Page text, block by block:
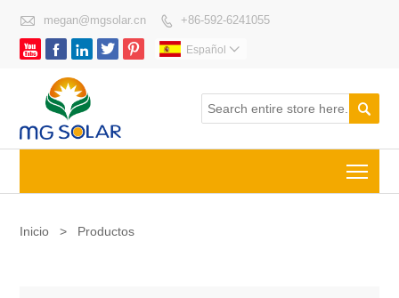
 megan@mgsolar.cn  +86-592-6241055
     Español 

Inicio > Productos